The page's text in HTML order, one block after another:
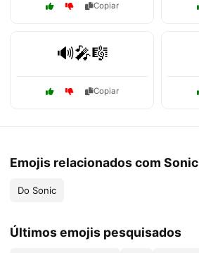
Copiar
🔊🎤🎼
Copiar
Emojis relacionados com Sonic
Do Sonic
Últimos emojis pesquisados